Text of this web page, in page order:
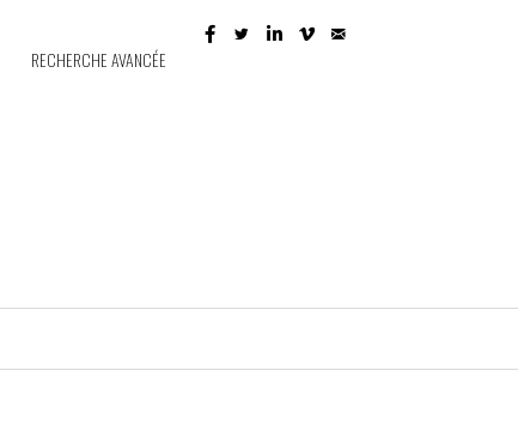
RECHERCHE AVANCÉE